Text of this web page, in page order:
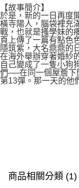
任。
４．使用「AFTEE先享
時審查核予不同之上限
請求用戶進行身份認證。
５．嚴禁一人註冊多個
恩沛科技股份有限公司
每筆NT$100，滿
國家/地區配送
【故事簡介】
於是，新的一日再度
橫寺陽人，腦袋裡充
戰，也就是搔學妹的
頁上傳了一篇有點色
隱筑紫，大名鼎鼎的
在海外舉辦穿著婚紗
自己變成了一隻小狗
們──在同一個屋簷下
第13彈。那一天的他
商品相關分類 (1)